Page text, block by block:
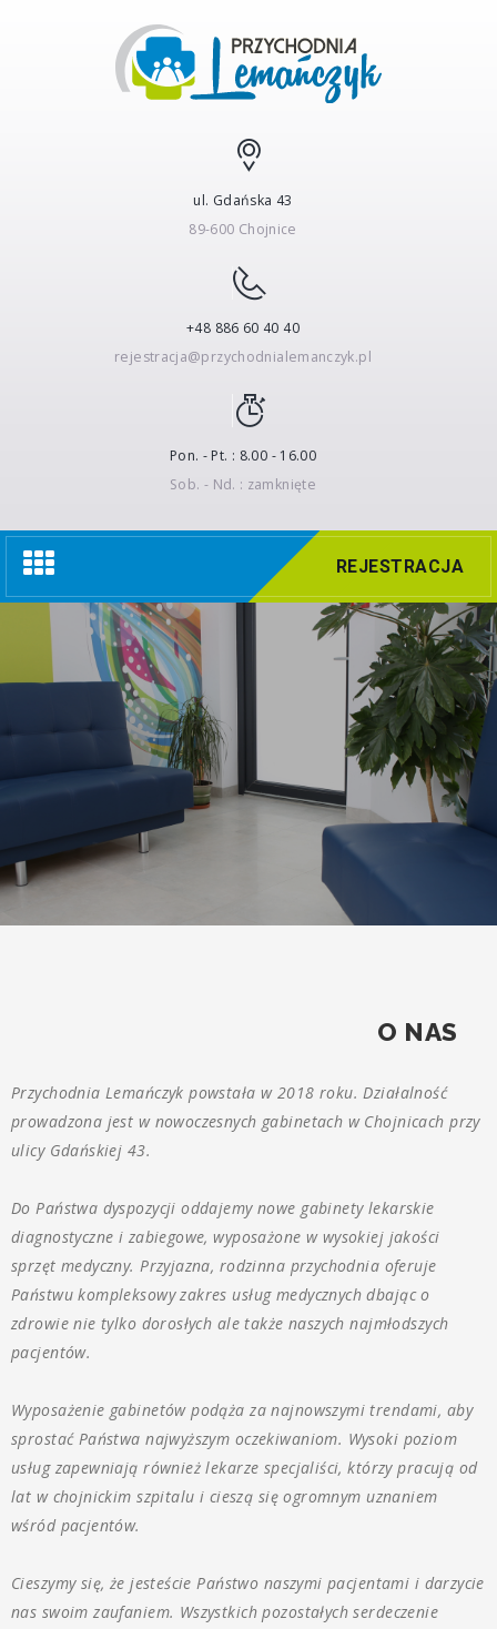
ul. Gdańska 43
89-600 Chojnice
+48 886 60 40 40
rejestracja@przychodnialemanczyk.pl
Pon. - Pt. : 8.00 - 16.00
Sob. - Nd. : zamknięte
Nawigacja REJESTRACJA
O NAS
Przychodnia Lemańczyk powstała w 2018 roku. Działalność
prowadzona jest w nowoczesnych gabinetach w Chojnicach przy
ulicy Gdańskiej 43.
Do Państwa dyspozycji oddajemy nowe gabinety lekarskie
diagnostyczne i zabiegowe, wyposażone w wysokiej jakości
sprzęt medyczny. Przyjazna, rodzinna przychodnia oferuje
Państwu kompleksowy zakres usług medycznych dbając o
zdrowie nie tylko dorosłych ale także naszych najmłodszych
pacjentów.
Wyposażenie gabinetów podąża za najnowszymi trendami, aby
sprostać Państwa najwyższym oczekiwaniom. Wysoki poziom
usług zapewniają również lekarze specjaliści, którzy pracują od
lat w chojnickim szpitalu i cieszą się ogromnym uznaniem
wśród pacjentów.
Cieszymy się, że jesteście Państwo naszymi pacjentami i darzycie
nas swoim zaufaniem. Wszystkich pozostałych serdeczenie